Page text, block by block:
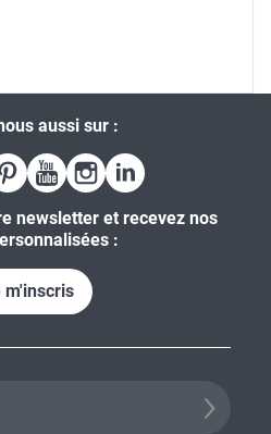
aussi sur :
newsletter et recevez nos
:
m'inscris